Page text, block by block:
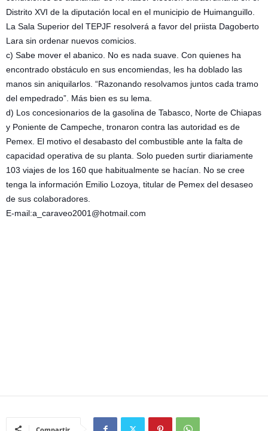
Distrito XVI de la diputación local en el municipio de Huimanguillo.
La Sala Superior del TEPJF resolverá a favor del priista Dagoberto
Lara sin ordenar nuevos comicios.
c) Sabe mover el abanico. No es nada suave. Con quienes ha
encontrado obstáculo en sus encomiendas, les ha doblado las
manos sin aniquilarlos. “Razonando resolvamos juntos cada tramo
del empedrado”. Más bien es su lema.
d) Los concesionarios de la gasolina de Tabasco, Norte de Chiapas
y Poniente de Campeche, tronaron contra las autoridad es de
Pemex. El motivo el desabasto del combustible ante la falta de
capacidad operativa de su planta. Solo pueden surtir diariamente
103 viajes de los 160 que habitualmente se hacían. No se cree
tenga la información Emilio Lozoya, titular de Pemex del desaseo
de sus colaboradores.
E-mail:a_caraveo2001@hotmail.com